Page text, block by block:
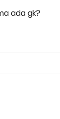
ada gk?